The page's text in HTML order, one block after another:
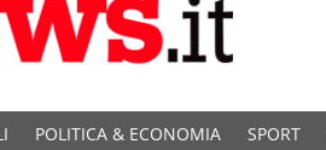
POLITICA & ECONOMIA SPORT